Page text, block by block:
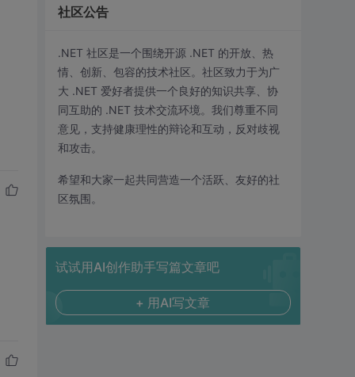
社区公告
.NET 社区是一个围绕开源 .NET 的开放、热
情、创新、包容的技术社区。社区致力于为广
大 .NET 爱好者提供一个良好的知识共享、协
同互助的 .NET 技术交流环境。我们尊重不同
意见，支持健康理性的辩论和互动，反对歧视
和攻击。
希望和大家一起共同营造一个活跃、友好的社
区氛围。
试试用AI创作助手写篇文章吧
+ 用AI写文章